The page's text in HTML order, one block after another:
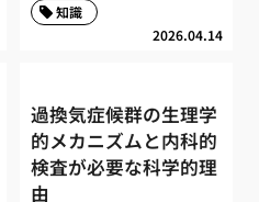
2026.04.14
知識
過換気症候群の生理学
的メカニズムと内科的
検査が必要な科学的理
由